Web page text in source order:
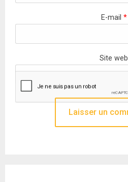
E-mail *
Site web